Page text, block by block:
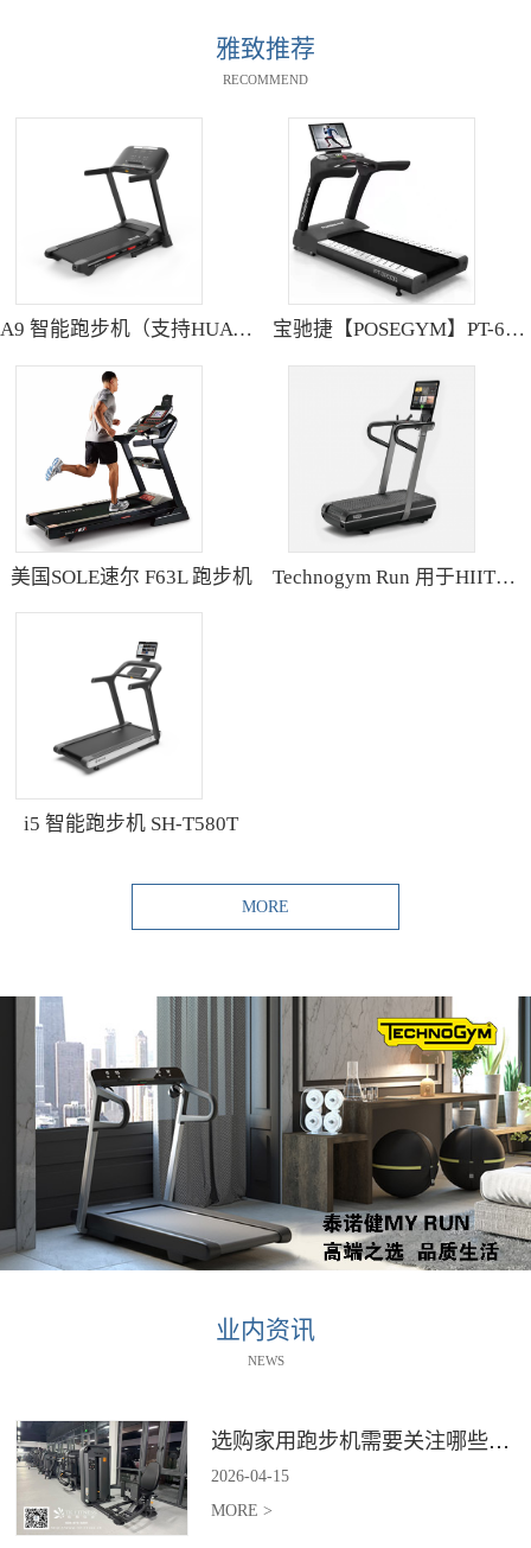
雅致推荐
RECOMMEND
A9 智能跑步机（支持HUAWEI HiLink） SH-T9119P 宝驰捷【POSEGYM】PT-6600Q高清大型触摸屏跑步机静音减震
美国SOLE速尔 F63L 跑步机 Technogym Run 用于HIIT训练的跑步机
i5 智能跑步机 SH-T580T
MORE
业内资讯
NEWS
选购家用跑步机需要关注哪些核心参数？
2026-04-15
MORE >